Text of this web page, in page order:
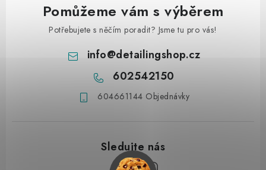
Pomůžeme vám s výběrem
Potřebujete s něčím poradit? Jsme tu pro vás!
info@detailingshop.cz
602542150
604661144 Objednávky